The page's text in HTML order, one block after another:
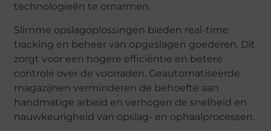
technologieën te omarmen.
Slimme opslagoplossingen bieden real-time
tracking en beheer van opgeslagen goederen. Dit
zorgt voor een hogere efficiëntie en betere
controle over de voorraden. Geautomatiseerde
magazijnen verminderen de behoefte aan
handmatige arbeid en verhogen de snelheid en
nauwkeurigheid van opslag- en ophaalprocessen.